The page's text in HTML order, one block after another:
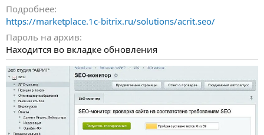
Подробнее
https://marketplace.1c-bitrix.ru/solutions/acrit.seo/
Пароль на архив
Находится во вкладке обновления